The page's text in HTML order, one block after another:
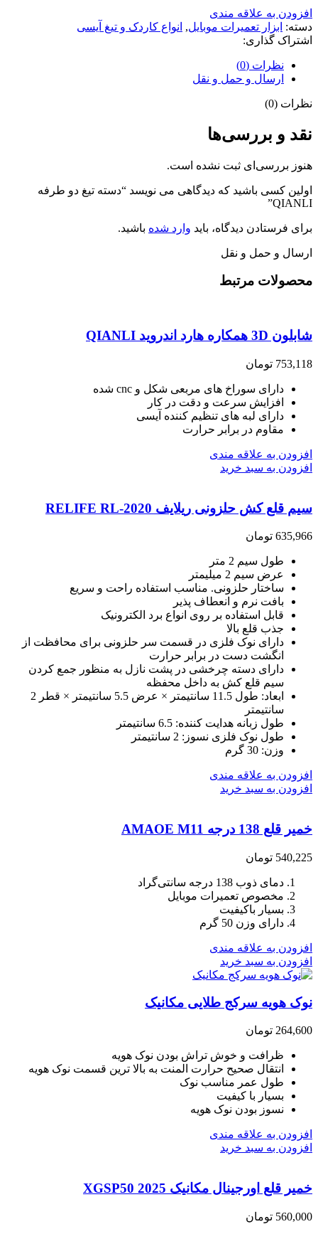
افزودن به علاقه مندی
دسته: ابزار تعمیرات موبایل, انواع کاردک و تیغ آیسی
اشتراک گذاری:
نظرات (0)
ارسال و حمل و نقل
نظرات (0)
نقد و بررسی‌ها
هنوز بررسی‌ای ثبت نشده است.
اولین کسی باشید که دیدگاهی می نویسد “دسته تیغ دو طرفه
QIANLI”
برای فرستادن دیدگاه، باید وارد شده باشید.
ارسال و حمل و نقل
محصولات مرتبط
شابلون 3D همکاره هارد اندروید QIANLI
753,118 تومان
دارای سوراخ های مربعی شکل و cnc شده
افزایش سرعت و دقت در کار
دارای لبه های تنظیم کننده آیسی
مقاوم در برابر حرارت
افزودن به علاقه مندی
افزودن به سبد خرید
سیم قلع کش حلزونی ریلایف RELIFE RL-2020
635,966 تومان
طول سیم 2 متر
عرض سیم 2 میلیمتر
ساختار حلزونی. مناسب استفاده راحت و سریع
بافت نرم و انعطاف پذیر
قابل استفاده بر روی انواع برد الکترونیک
جذب قلع بالا
دارای نوک فلزی در قسمت سر حلزونی برای محافظت از
انگشت دست در برابر حرارت
دارای دسته چرخشی در پشت نازل به منظور جمع کردن
سیم قلع کش به داخل محفظه
ابعاد: طول 11.5 سانتیمتر × عرض 5.5 سانتیمتر × قطر 2
سانتیمتر
طول زبانه هدایت کننده: 6.5 سانتیمتر
طول نوک فلزی نسوز: 2 سانتیمتر
وزن: 30 گرم
افزودن به علاقه مندی
افزودن به سبد خرید
خمیر قلع 138 درجه AMAOE M11
540,225 تومان
دمای ذوب 138 درجه سانتی‌گراد
مخصوص تعمیرات موبایل
بسیار باکیفیت
دارای وزن 50 گرم
افزودن به علاقه مندی
افزودن به سبد خرید
نوک هویه سرکج طلایی مکانیک
264,600 تومان
ظرافت و خوش تراش بودن نوک هویه
انتقال صحیح حرارت المنت به بالا ترین قسمت نوک هویه
طول عمر مناسب نوک
بسیار با کیفیت
نسوز بودن نوک هویه
افزودن به علاقه مندی
افزودن به سبد خرید
خمیر قلع اورجینال مکانیک 2025 XGSP50
560,000 تومان